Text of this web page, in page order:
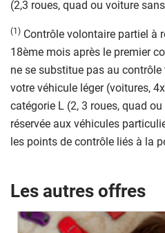
(2,3 roues, quad ou voiture
(1) Contrôle volontaire partiel à
18ème mois après le premier
ne se substitue pas au
votre véhicule léger (voitures,
catégorie L (2, 3 roues, quad
réservée aux véhicules
les points de contrôle liés à la
Les autres offres